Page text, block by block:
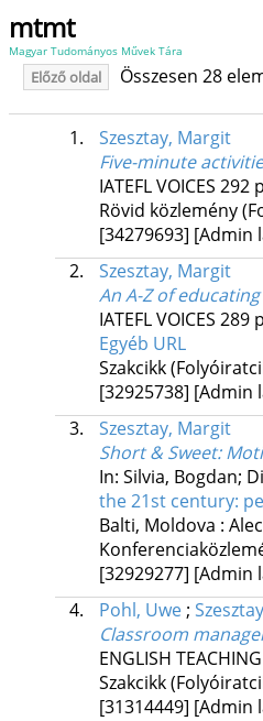
mtmt
Magyar Tudományos Művek Tára
Előző oldal Összesen 28
1.
Szesztay, Margit
Five-minute
IATEFL VOICES 292
Rövid közlemény
[34279693] [Admin
2.
Szesztay, Margit
An A-Z of
IATEFL VOICES 289
Egyéb URL
Szakcikk
[32925738] [Admin
3.
Szesztay, Margit
Short & Sweet:
In: Silvia, Bogdan;
the 21st century:
Balti, Moldova :
[32929277] [Admin
4.
Pohl, Uwe;
Classroom
ENGLISH
Szakcikk
[31314449] [Admin